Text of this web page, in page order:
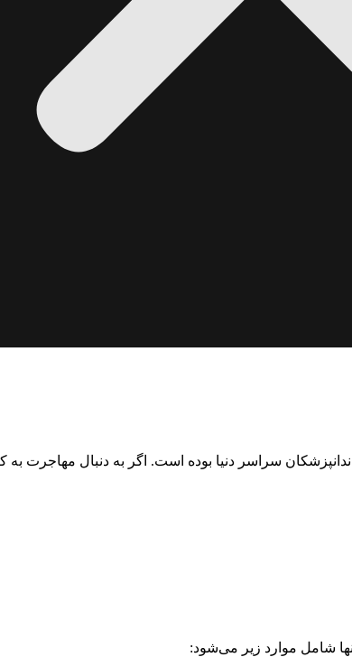
سراسر دنیا بوده است. اگر به دنبال مهاجرت به
شامل موارد زیر می‌شود: